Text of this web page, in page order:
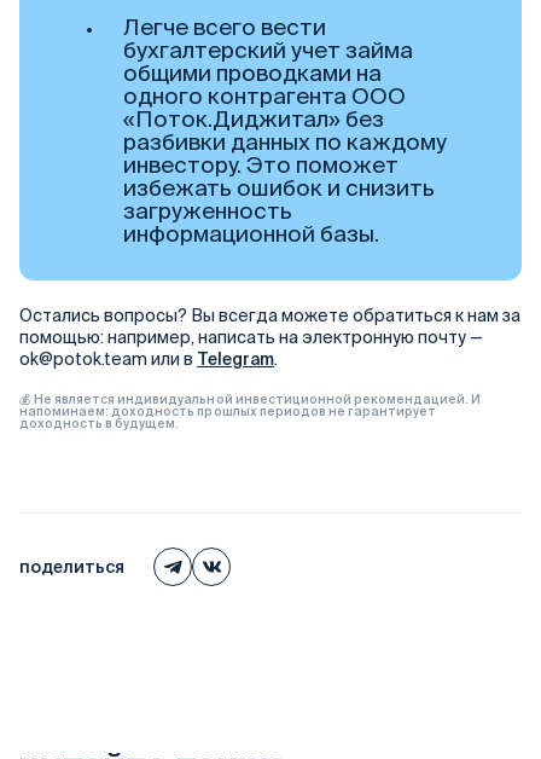
Легче всего вести
бухгалтерский учет займа
общими проводками на
одного контрагента ООО
«Поток.Диджитал» без
разбивки данных по каждому
инвестору. Это поможет
избежать ошибок и снизить
загруженность
информационной базы.
Остались вопросы? Вы всегда можете обратиться к нам за
помощью: например, написать на электронную почту —
ok@potok.team или в Telegram.
💰 Не является индивидуальной инвестиционной рекомендацией. И
напоминаем: доходность прошлых периодов не гарантирует
доходность в будущем.
поделиться